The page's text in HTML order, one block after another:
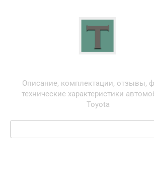
Описание, комплектации, отзывы,
технические характеристики
Toyota
Поиск: